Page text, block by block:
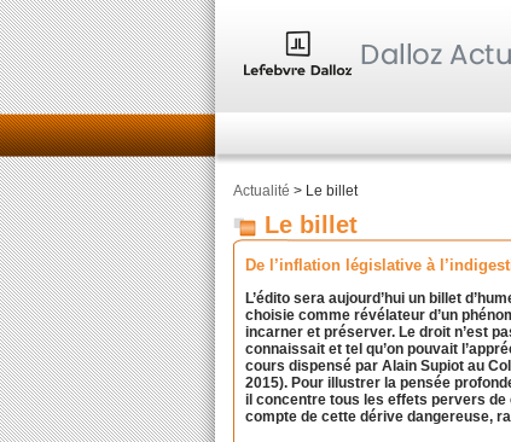
Actualité > Le billet
Le billet
De l’inflation législative à
L’édito sera aujourd’hui un billet
choisie comme révélateur d’un
incarner et préserver. Le droit n’est
connaissait et tel qu’on pouvait
cours dispensé par Alain Supiot au
2015). Pour illustrer la pensée
il concentre tous les effets pervers de
compte de cette dérive dangereuse,